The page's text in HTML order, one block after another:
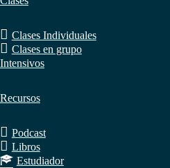
Clases Individuales
Clases en grupo
Intensivos
Recursos
Podcast
Libros
Estudiador